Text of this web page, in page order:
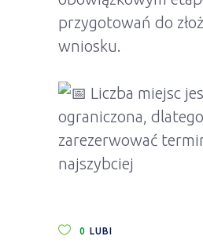
przygotowań do
wniosku.
Liczba miejsc
ograniczona,
zarezerwować
najszybciej
0 LUBI